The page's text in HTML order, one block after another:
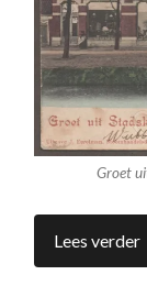
Groet
Lees verder